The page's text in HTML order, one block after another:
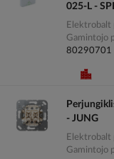
025-L -
Elektrobalt
Gamintojo
80290701
- JUNG
Elektrobalt
Gamintojo